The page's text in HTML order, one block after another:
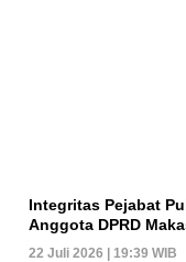
Integritas Pejabat
Anggota DPRD
22 Juli 2026 | 19:39 WIB